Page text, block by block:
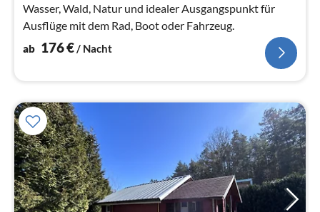
Wasser, Wald, Natur und idealer Ausgangspunkt für
Ausflüge mit dem Rad, Boot oder Fahrzeug.
ab 176€/ Nacht